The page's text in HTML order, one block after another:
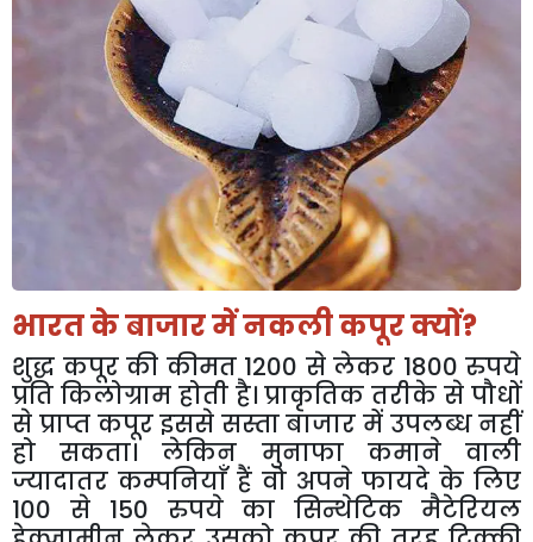
भारतकेबाजारमेंनकलीकपूरक्यों?
शुद्ध कपूर की कीमत1200 से लेकर 1800 रुपये
प्रति किलोग्राम होती है। प्राकृतिक तरीके से पौधों
से प्राप्त कपूर इससे सस्ता बाजार में उपलब्ध नहीं
हो
सकता। लेकिन मुनाफा कमाने
वाली
ज्यादातर कम्पनियाँ हैं वो अपने फायदे के लिए
100 से150 रुपये का सिन्थेटिक मैटेरियल